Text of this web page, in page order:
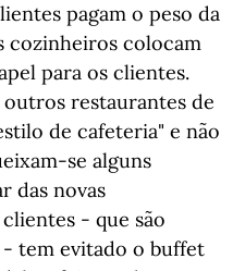
pagam o peso da
cozinheiros colocam
para os clientes.
restaurantes de
de cafeteria" e não
se alguns
das novas
- que são
- tem evitado o buffet